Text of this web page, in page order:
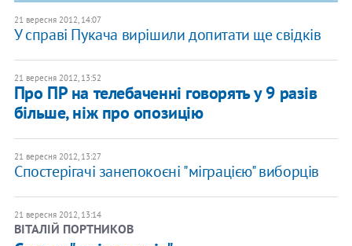
21 вересня 2012, 14:07
У справі Пукача вирішили допитати ще свідків
21 вересня 2012, 13:52
Про ПР на телебаченні говорять у 9 разів
більше, ніж про опозицію
21 вересня 2012, 13:27
Спостерігачі занепокоєні "міграцією" виборців
21 вересня 2012, 13:14
ВІТАЛІЙ ПОРТНИКОВ